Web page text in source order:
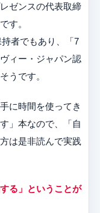
ゼンスの代表取締
す。
者でもあり、「7
ィー・ジャパン認
うです。
に時間を使ってき
」本なので、「自
は是非読んで実践
る」ということが